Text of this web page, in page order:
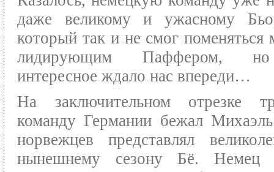
даже великому и ужасному
который так и не смог поменяться
лидирующим Паффером,
интересное ждало нас впереди…
На заключительном отрезке
команду Германии бежал
норвежцев представлял
нынешнему сезону Бё. Немец